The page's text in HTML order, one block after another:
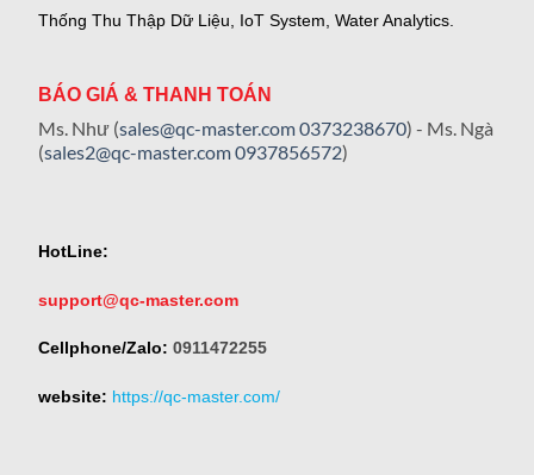
Thống Thu Thập Dữ Liệu, IoT System, Water Analytics.
BÁO GIÁ & THANH TOÁN
Ms. Như (sales@qc-master.com0373238670) - Ms. Ngà
(sales2@qc-master.com0937856572)
HotLine:
support@qc-master.com
Cellphone/Zalo: 0911472255
website: https://qc-master.com/